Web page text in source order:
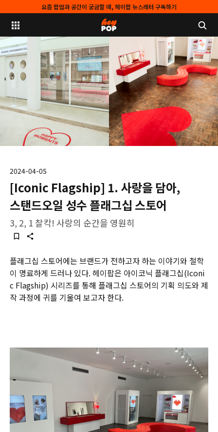
요즘 팝업과 공간이 궁금할 때, 헤이팝 뉴스레터 구독하기
2024-04-05
[Iconic Flagship] 1. 사랑을 담아,
스탠드오일 성수 플래그십 스토어
3, 2, 1 찰칵! 사랑의 순간을 영원히
플래그십 스토어에는 브랜드가 전하고자 하는 이야기와 철학
이 명료하게 드러나 있다. 헤이팝은 아이코닉 플래그십(Iconi
c Flagship) 시리즈를 통해 플래그십 스토어의 기획 의도와 제
작 과정에 귀를 기울여 보고자 한다.